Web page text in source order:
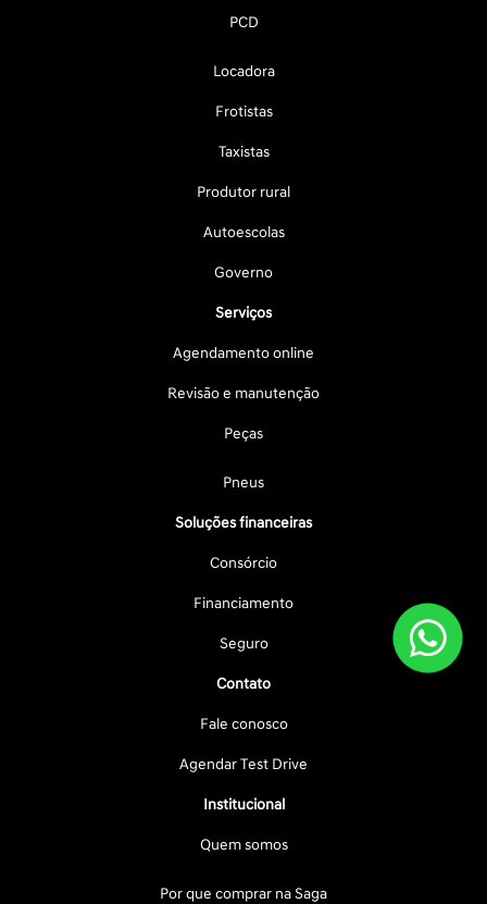
PCD
Locadora
Frotistas
Taxistas
Produtor rural
Autoescolas
Governo
Serviços
Agendamento online
Revisão e manutenção
Peças
Pneus
Soluções financeiras
Consórcio
Financiamento
Seguro
Contato
Fale conosco
Agendar Test Drive
Institucional
Quem somos
Por que comprar na Saga